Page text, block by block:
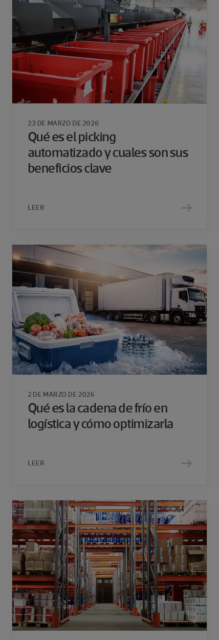
23 DE MARZO DE 2026
Qué es el picking
automatizado y cuales son sus
beneficios clave
LEER
2 DE MARZO DE 2026
Qué es la cadena de frío en
logística y cómo optimizarla
LEER